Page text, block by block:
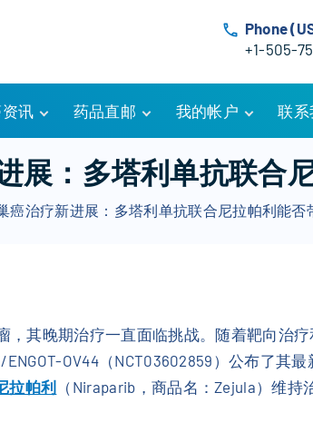
Phone
+1-505-
讯
有答
指南
信息
药品直邮
购物车
订单追踪
优惠活动
我的帐户
账户详情
我的订单
联系
展：多塔利单抗联合
癌治疗新进展：多塔利单抗联合尼拉帕利能否
，其晚期治疗一直面临挑战。随着靶向治
OV44（NCT03602859）公布了其
拉帕利 （Niraparib，商品名：Zejula）维持